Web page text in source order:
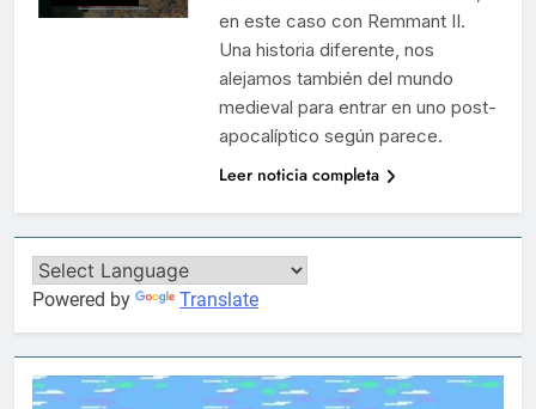
en este caso con Remmant II.
Una historia diferente, nos
alejamos también del mundo
medieval para entrar en uno post-
apocalíptico según parece.
Leer noticia completa
Powered by Translate